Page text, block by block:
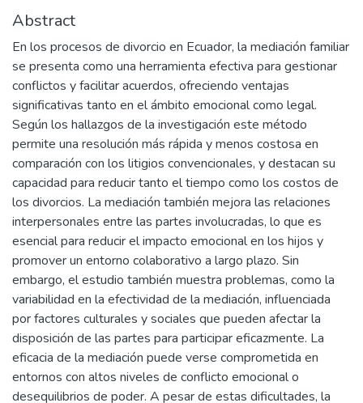
Abstract
En los procesos de divorcio en Ecuador, la mediación familiar
se presenta como una herramienta efectiva para gestionar
conflictos y facilitar acuerdos, ofreciendo ventajas
significativas tanto en el ámbito emocional como legal.
Según los hallazgos de la investigación este método
permite una resolución más rápida y menos costosa en
comparación con los litigios convencionales, y destacan su
capacidad para reducir tanto el tiempo como los costos de
los divorcios. La mediación también mejora las relaciones
interpersonales entre las partes involucradas, lo que es
esencial para reducir el impacto emocional en los hijos y
promover un entorno colaborativo a largo plazo. Sin
embargo, el estudio también muestra problemas, como la
variabilidad en la efectividad de la mediación, influenciada
por factores culturales y sociales que pueden afectar la
disposición de las partes para participar eficazmente. La
eficacia de la mediación puede verse comprometida en
entornos con altos niveles de conflicto emocional o
desequilibrios de poder. A pesar de estas dificultades, la